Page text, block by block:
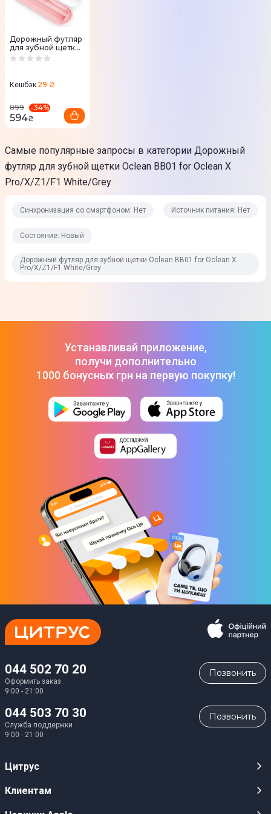
Юридическая информация
характеристики и комплектация могут изменяться
производителем. Подробности уточняйте у менеджера
Дорожный футляр
для зубной щетки
Oclean BB01 (Pink)
Кешбэк 29 ₴
899 -34%
594₴
Самые популярные запросы в категории Дорожный
футляр для зубной щетки Oclean BB01 for Oclean X
Pro/X/Z1/F1 White/Grey
Синхронизация со смартфоном: Нет Источник питания: Нет
Состояние: Новый
Дорожный футляр для зубной щетки Oclean BB01 for Oclean X
Pro/X/Z1/F1 White/Grey
Устанавливай приложение,
получи дополнительно
1000 бонусных грн на первую покупку!
044 502 70 20
Оформить заказ
9:00 - 21:00
Позвонить
044 503 70 30
Служба поддержки
9:00 - 21:00
Позвонить
Цитрус
Карьера
Клиентам
Публичные оферты